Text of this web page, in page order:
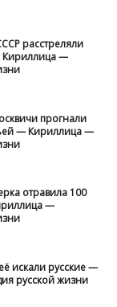
расстреляли
Кириллица —
прогнали
— Кириллица —
отравила 100
—
искали русские —
русской жизни